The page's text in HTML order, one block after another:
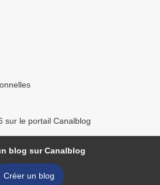
sur le portail Canalblog
blog sur Canalblog
Créer un blog